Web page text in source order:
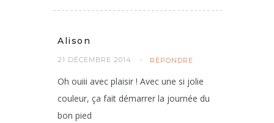
Alison
21 DÉCEMBRE 2014 RÉPONDRE
Oh ouiii avec plaisir ! Avec une si jolie
couleur, ça fait démarrer la journée du
bon pied